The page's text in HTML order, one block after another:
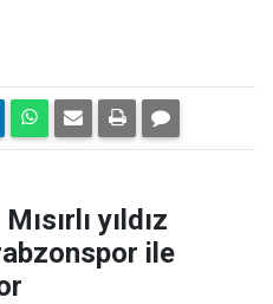
yıldız
ile